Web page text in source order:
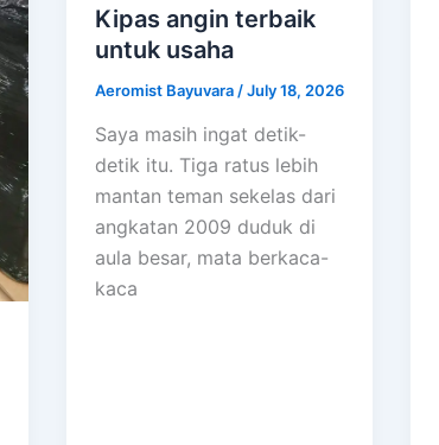
Kipas angin terbaik
untuk usaha
Aeromist Bayuvara /July 18, 2026
Saya masih ingat detik-
detik itu. Tiga ratus lebih
mantan teman sekelas dari
angkatan 2009 duduk di
aula besar, mata berkaca-
kaca